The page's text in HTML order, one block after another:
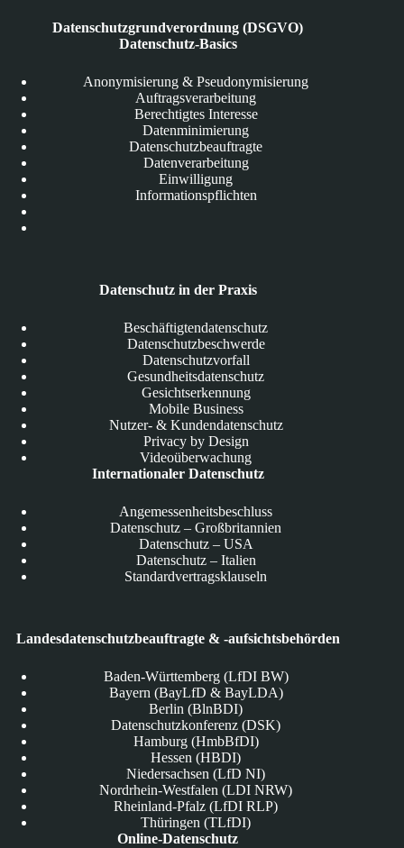
Datenschutzgrundverordnung (DSGVO)
Datenschutz-Basics
Anonymisierung & Pseudonymisierung
Auftragsverarbeitung
Berechtigtes Interesse
Datenminimierung
Datenschutzbeauftragte
Datenverarbeitung
Einwilligung
Informationspflichten
Datenschutz in der Praxis
Beschäftigtendatenschutz
Datenschutzbeschwerde
Datenschutzvorfall
Gesundheitsdatenschutz
Gesichtserkennung
Mobile Business
Nutzer- & Kundendatenschutz
Privacy by Design
Videoüberwachung
Internationaler Datenschutz
Angemessenheitsbeschluss
Datenschutz – Großbritannien
Datenschutz – USA
Datenschutz – Italien
Standardvertragsklauseln
Landesdatenschutzbeauftragte & -aufsichtsbehörden
Baden-Württemberg (LfDI BW)
Bayern (BayLfD & BayLDA)
Berlin (BlnBDI)
Datenschutzkonferenz (DSK)
Hamburg (HmbBfDI)
Hessen (HBDI)
Niedersachsen (LfD NI)
Nordrhein-Westfalen (LDI NRW)
Rheinland-Pfalz (LfDI RLP)
Thüringen (TLfDI)
Online-Datenschutz